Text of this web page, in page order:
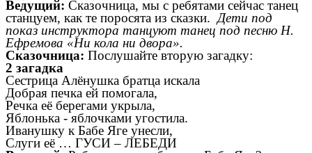
Ведущий: Сказочница, мы с ребятами сейчас танец
станцуем, как те поросята из сказки. Дети под
показ инструктора танцуют танец под песню Н.
Ефремова «Ни кола ни двора».
Сказочница: Послушайте вторую загадку:
2 загадка
Сестрица Алёнушка братца искала
Добрая печка ей помогала,
Речка её берегами укрыла,
Яблонька - яблочками угостила.
Иванушку к Бабе Яге унесли,
Слуги её … ГУСИ – ЛЕБЕДИ